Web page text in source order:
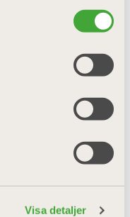
Visa detaljer